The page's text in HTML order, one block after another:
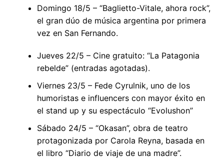
Domingo 18/5 – “Baglietto-Vitale, ahora rock”,
el gran dúo de música argentina por primera
vez en San Fernando.
Jueves 22/5 – Cine gratuito: “La Patagonia
rebelde” (entradas agotadas).
Viernes 23/5 – Fede Cyrulnik, uno de los
humoristas e influencers con mayor éxito en
el stand up y su espectáculo “Evolushon”
Sábado 24/5 – “Okasan”, obra de teatro
protagonizada por Carola Reyna, basada en
el libro “Diario de viaje de una madre”.